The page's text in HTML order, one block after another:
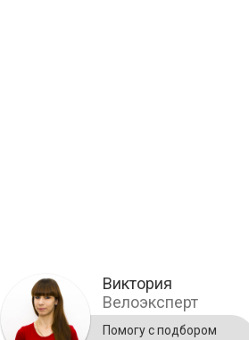
Виктория
Велоэксперт
Помогу с подбором